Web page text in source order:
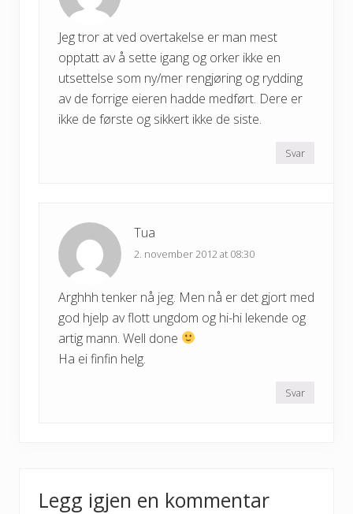
Jeg tror at ved overtakelse er man mest
opptatt av å sette igang og orker ikke en
utsettelse som ny/mer rengjøring og rydding
av de forrige eieren hadde medført. Dere er
ikke de første og sikkert ikke de siste.
Svar
Tua
2. november 2012 at 08:30
Arghhh tenker nå jeg. Men nå er det gjort med
god hjelp av flott ungdom og hi-hi lekende og
artig mann. Well done
Ha ei finfin helg.
Svar
Legg igjen en kommentar